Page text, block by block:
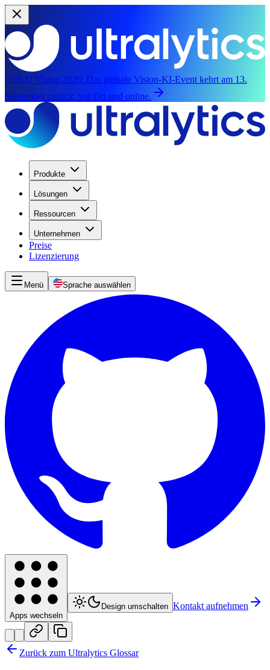
YOLO Vision 2026: Das globale Vision-KI-Event kehrt am 13.
September zurück, vor Ort und online.
Produkte
Lösungen
Ressourcen
Unternehmen
Preise
Lizenzierung
Menü Sprache auswählen
Apps wechseln
Design umschalten Kontakt aufnehmen
Zurück zum Ultralytics Glossar